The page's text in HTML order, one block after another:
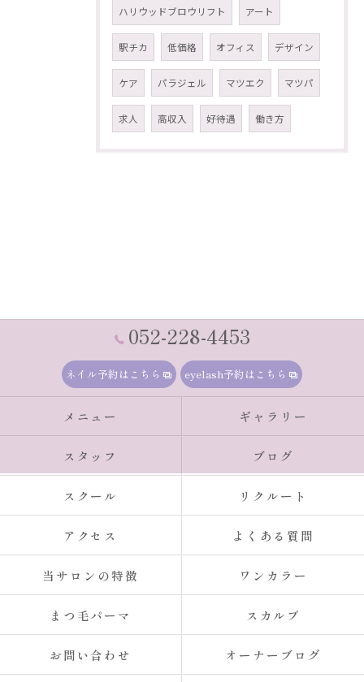
ハリウッドブロウリフト アート
駅チカ 低価格 オフィス デザイン
ケア パラジェル マツエク マツパ
求人 高収入 好待遇 働き方
052-228-4453
ネイル予約はこちら eyelash予約はこちら
メニュー ギャラリー
スタッフ ブログ
スクール リクルート
アクセス よくある質問
当サロンの特徴 ワンカラー
まつ毛パーマ スカルプ
お問い合わせ オーナーブログ